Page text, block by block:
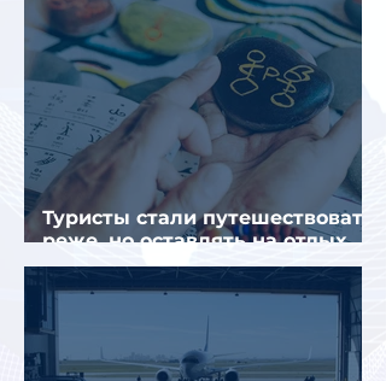
Туристы стали путешествовать
реже, но оставлять на отдых
почти на 40% больше